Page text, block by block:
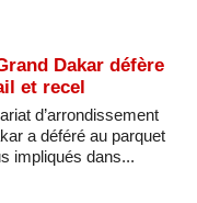
Dakar défère
et recel
d’arrondissement
a déféré au parquet
impliqués dans...